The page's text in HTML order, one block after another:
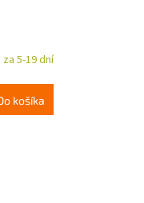
5-19 dní
košíka